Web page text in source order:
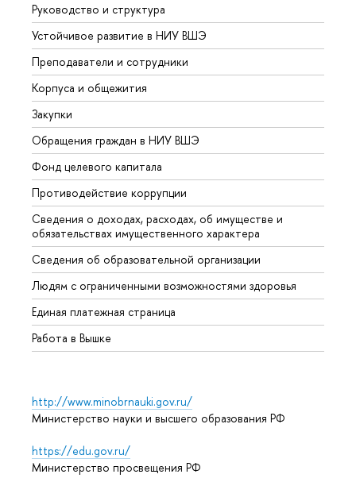
Руководство и структура
Устойчивое развитие в НИУ ВШЭ
Преподаватели и сотрудники
Корпуса и общежития
Закупки
Обращения граждан в НИУ ВШЭ
Фонд целевого капитала
Противодействие коррупции
Сведения о доходах, расходах, об имуществе и
обязательствах имущественного характера
Сведения об образовательной организации
Людям с ограниченными возможностями здоровья
Единая платежная страница
Работа в Вышке
http://www.minobrnauki.gov.ru/
Министерство науки и высшего образования РФ
https://edu.gov.ru/
Министерство просвещения РФ